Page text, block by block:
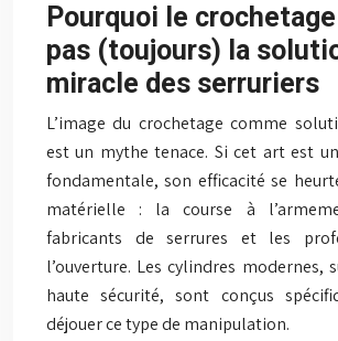
Pourquoi le crochetage
pas (toujours) la
miracle des serruriers
L’image du crochetage comme
est un mythe tenace. Si cet art est
fondamentale, son efficacité se
matérielle : la course à
fabricants de serrures et les
l’ouverture. Les cylindres modernes,
haute sécurité, sont conçus
déjouer ce type de manipulation.